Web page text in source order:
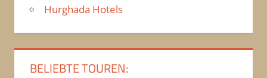
Hurghada Hotels
BELIEBTE TOUREN: